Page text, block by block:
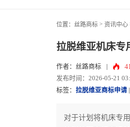
位置： 丝路商标 > 资讯中心
拉脱维亚机床专
作者：丝路商标
发布时间：2026-05-21
标签： 拉脱维亚商标申请
对于计划将机床专